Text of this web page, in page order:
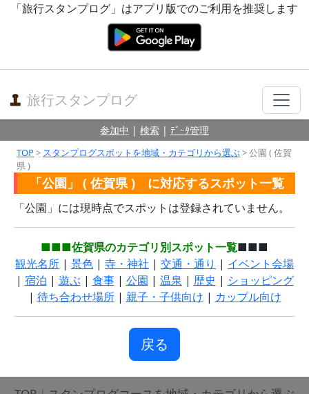
「旅行スタンプログ」はアプリ版でのご利用を推奨します
旅行スタンプログ
参加中 | 検索 | ﾃﾞｰﾀ管理
TOP> スタンプログスポットを地域・カテゴリから選ぶ> 公園 ( 佐賀
県 )
「公園」 ( 佐賀県 ) に対応するスポット一覧
「公園」には現時点でスポットは登録されていません。
■■■佐賀県のカテゴリ別スポット一覧■■■
観光名所 | 景色 | 寺・神社 | 交通・通り | イベント会場
| 宿泊 | 遊ぶ| 食事| 公園 | 温泉 | 歴史 | ショッピング
| 待ち合わせ場所| 親子・子供向け | カップル向け
戻る